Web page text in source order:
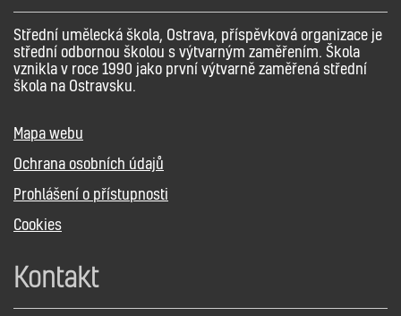
Střední umělecká škola, Ostrava, příspěvková organizace je
střední odbornou školou s výtvarným zaměřením. Škola
vznikla v roce 1990 jako první výtvarně zaměřená střední
škola na Ostravsku.
Mapa webu
Ochrana osobních údajů
Prohlášení o přístupnosti
Cookies
Kontakt